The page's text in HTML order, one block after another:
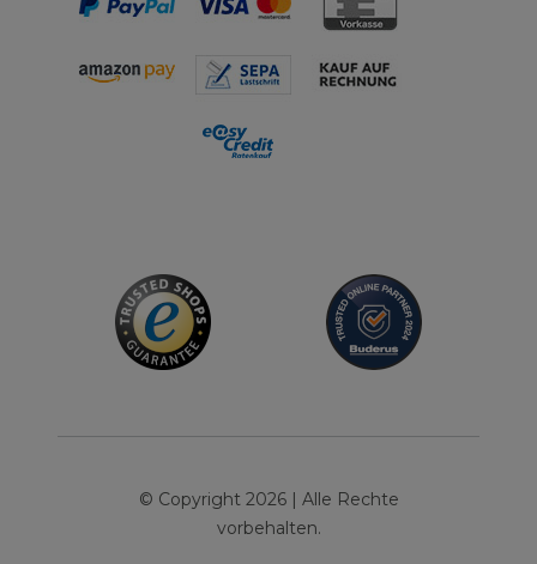
© Copyright 2026 | Alle Rechte
vorbehalten.